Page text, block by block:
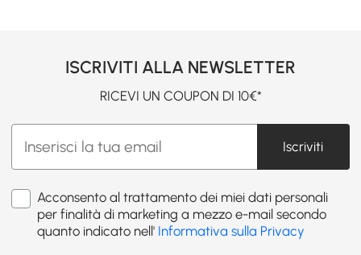
ISCRIVITI ALLA NEWSLETTER
RICEVI UN COUPON DI 10€*
Iscriviti
Acconsento al trattamento dei miei dati personali
per finalità di marketing a mezzo e-mail secondo
quanto indicato nell' Informativa sulla Privacy